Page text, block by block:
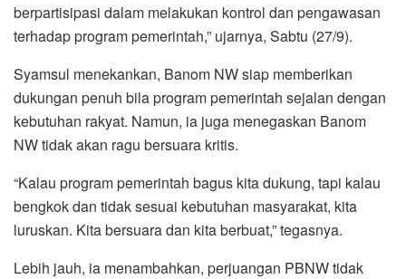
berpartisipasi dalam melakukan kontrol dan pengawasan
terhadap program pemerintah,” ujarnya, Sabtu (27/9).
Syamsul menekankan, Banom NW siap memberikan
dukungan penuh bila program pemerintah sejalan dengan
kebutuhan rakyat. Namun, ia juga menegaskan Banom
NW tidak akan ragu bersuara kritis.
“Kalau program pemerintah bagus kita dukung, tapi kalau
bengkok dan tidak sesuai kebutuhan masyarakat, kita
luruskan. Kita bersuara dan kita berbuat,” tegasnya.
Lebih jauh, ia menambahkan, perjuangan PBNW tidak